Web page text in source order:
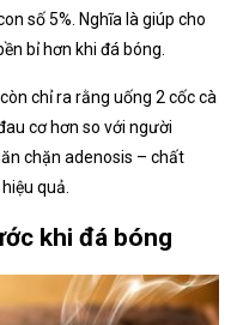
số 5%. Nghĩa là giúp cho
bỉ hơn khi đá bóng.
chỉ ra rằng uống 2 cốc cà
cơ hơn so với người
chặn adenosis – chất
quả.
khi đá bóng